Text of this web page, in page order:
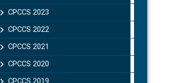
CPCCS 2023
CPCCS 2022
CPCCS 2021
CPCCS 2020
CPCCS 2019 .